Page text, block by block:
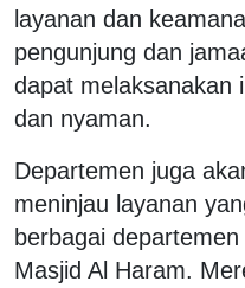
layanan dan
pengunjung dan
dapat melaksanakan
dan nyaman.
Departemen juga
meninjau layanan
berbagai
Masjid Al Haram.